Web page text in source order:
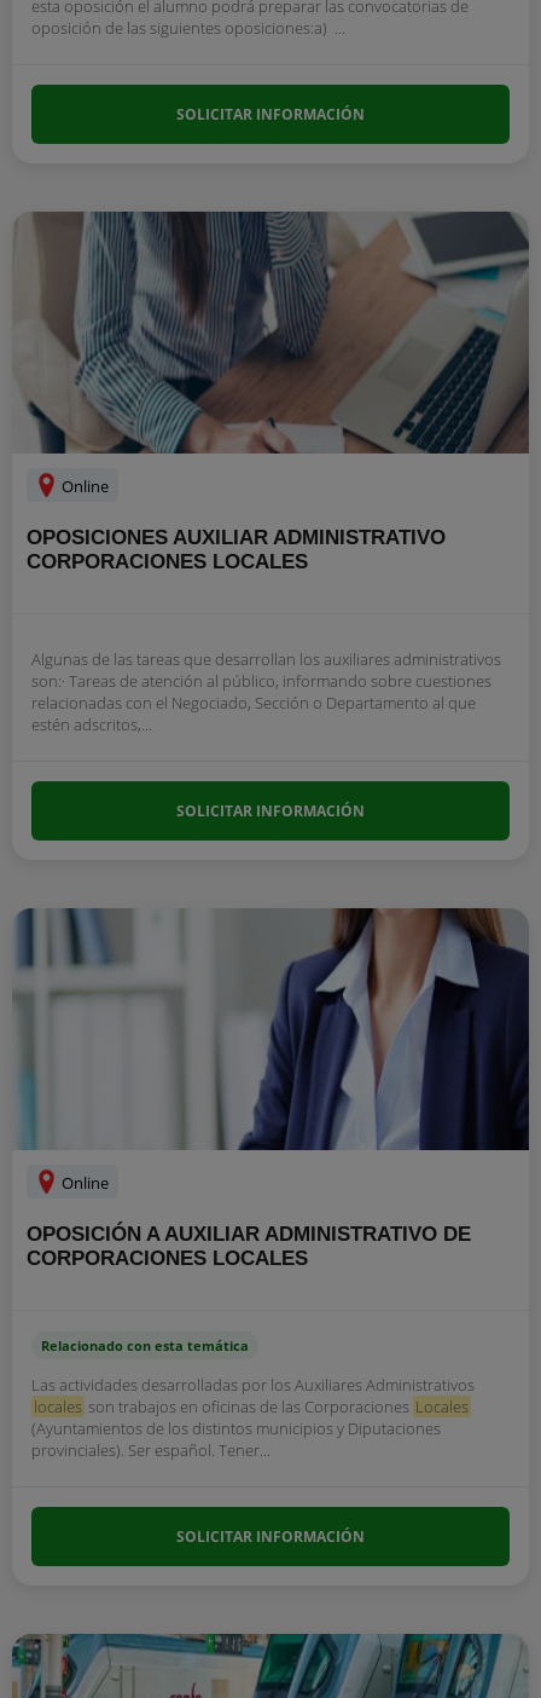
esta oposición el alumno podrá preparar las convocatorias de
oposición de las siguientes oposiciones:a) ...
SOLICITAR INFORMACIÓN
Online
OPOSICIONES AUXILIAR ADMINISTRATIVO
CORPORACIONES LOCALES
Algunas de las tareas que desarrollan los auxiliares administrativos
son:· Tareas de atención al público, informando sobre cuestiones
relacionadas con el Negociado, Sección o Departamento al que
estén adscritos,...
SOLICITAR INFORMACIÓN
Online
OPOSICIÓN A AUXILIAR ADMINISTRATIVO DE
CORPORACIONES LOCALES
Relacionado con esta temática
Las actividades desarrolladas por los Auxiliares Administrativos
locales son trabajos en oficinas de las Corporaciones Locales
(Ayuntamientos de los distintos municipios y Diputaciones
provinciales). Ser español. Tener...
SOLICITAR INFORMACIÓN